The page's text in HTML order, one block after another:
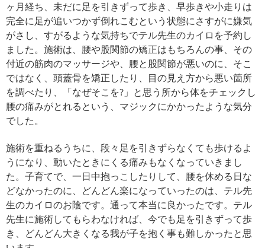
ヶ月経ち、未だに足を引きずって歩き、早歩きや小走りは
完全に足が追いつかず倒れこむという状態にさすがに嫌気
がさし、すがるような気持ちでテル先生のカイロを予約し
ました。施術は、腰や股関節の矯正はもちろんの事、その
付近の筋肉のマッサージや、腰と股関節が悪いのに、そこ
ではなく、頭蓋骨を矯正したり、目の見え方から悪い箇所
を調べたり、「なぜそこを?」と思う所から体をチェックし
腰の痛みがとれるという、マジックにかかったような気分
でした。
施術を重ねるうちに、段々足を引きずらなくても歩けるよ
うになり、動いたときにくる痛みもなくなっていきまし
た。子育てで、一日中抱っこしたりして、腰を休める日な
どなかったのに、どんどん楽になっていったのは、テル先
生のカイロのお陰です。通って本当に良かったです。テル
先生に施術してもらわなければ、今でも足を引きずって歩
き、どんどん大きくなる我が子を抱く事も難しかったと思